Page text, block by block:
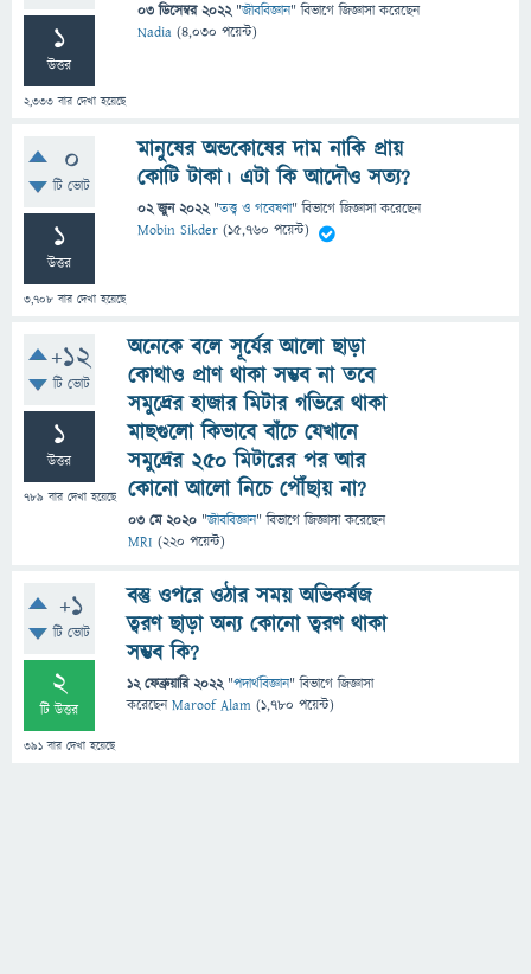
1
উত্তর
2,333 বার দেখা হয়েছে
03 ডিসেম্বর 2022 "জীববিজ্ঞান" বিভাগে জিজ্ঞাসাকরেছেন
Nadia (4,030 পয়েন্ট)
0
টি ভোট
1
উত্তর
3,708 বার দেখা হয়েছে
মানুষের অন্ডকোষের দাম নাকি প্রায়
কোটি টাকা। এটা কি আদৌও সত্য?
02 জুন 2022 "তত্ত্ব ও গবেষণা" বিভাগে জিজ্ঞাসাকরেছেন
Mobin Sikder (15,760 পয়েন্ট)
+12
টি ভোট
1
উত্তর
789 বার দেখা হয়েছে
অনেকে বলে সূর্যের আলো ছাড়া
কোথাও প্রাণ থাকা সম্ভব না তবে
সমুদ্রের হাজার মিটার গভিরে থাকা
মাছগুলো কিভাবে বাঁচে যেখানে
সমুদ্রের ২৫০ মিটারের পর আর
কোনো আলো নিচে পৌঁছায় না?
03 মে 2020 "জীববিজ্ঞান" বিভাগে জিজ্ঞাসাকরেছেন
MRI (220 পয়েন্ট)
+1
টি ভোট
2
টি উত্তর
391 বার দেখা হয়েছে
বস্তু ওপরে ওঠার সময় অভিকর্ষজ
ত্বরণ ছাড়া অন্য কোনো ত্বরণ থাকা
সম্ভব কি?
12 ফেব্রুয়ারি 2022 "পদার্থবিজ্ঞান" বিভাগে জিজ্ঞাসা
করেছেনMaroof Alam (1,780 পয়েন্ট)